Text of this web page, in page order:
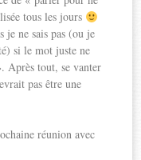
tous les jours
je ne sais pas (ou je
si le mot juste ne
Après tout, se vanter
pas être une
réunion avec